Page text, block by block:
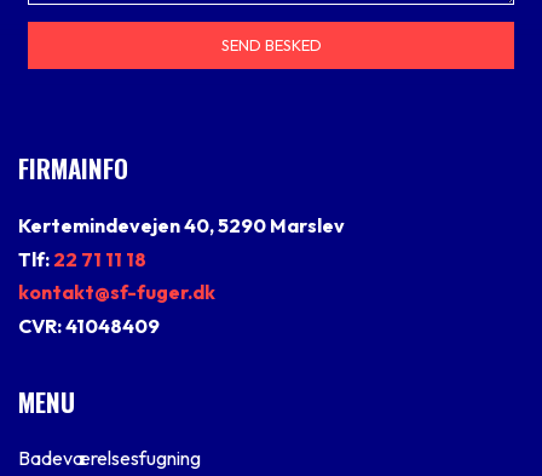
FIRMAINFO
Kertemindevejen 40, 5290 Marslev
Tlf: 22 71 11 18
kontakt@sf-fuger.dk
CVR: 41048409
MENU
Badeværelsesfugning